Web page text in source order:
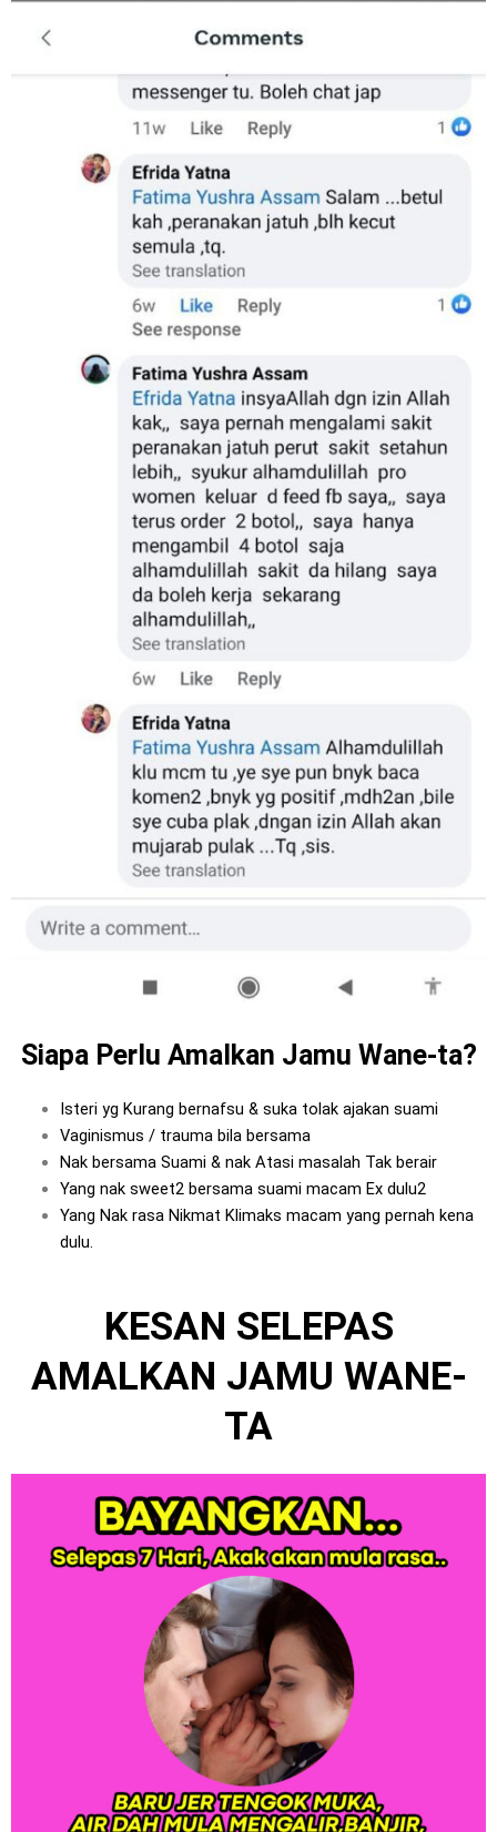
Siapa Perlu Amalkan Jamu Wane-ta?
Isteri yg Kurang bernafsu & suka tolak ajakan suami
Vaginismus / trauma bila bersama
Nak bersama Suami & nak Atasi masalah Tak berair
Yang nak sweet2 bersama suami macam Ex dulu2
Yang Nak rasa Nikmat Klimaks macam yang pernah kena
dulu.
KESAN SELEPAS
AMALKAN JAMU WANE-
TA